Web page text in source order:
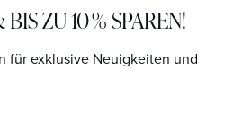
ZU 10 % SPAREN!
für exklusive Neuigkeiten und